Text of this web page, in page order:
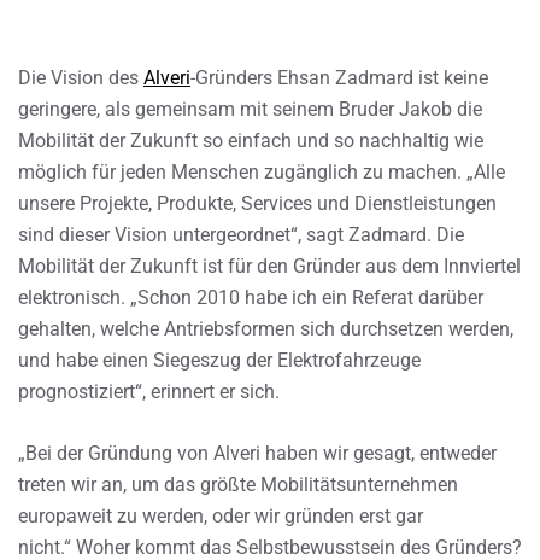
Die Vision des Alveri-Gründers Ehsan Zadmard ist keine
geringere, als gemeinsam mit seinem Bruder Jakob die
Mobilität der Zukunft so einfach und so nachhaltig wie
möglich für jeden Menschen zugänglich zu machen. „Alle
unsere Projekte, Produkte, Services und Dienstleistungen
sind dieser Vision untergeordnet“, sagt Zadmard. Die
Mobilität der Zukunft ist für den Gründer aus dem Innviertel
elektronisch. „Schon 2010 habe ich ein Referat darüber
gehalten, welche Antriebsformen sich durchsetzen werden,
und habe einen Siegeszug der Elektrofahrzeuge
prognostiziert“, erinnert er sich.
„Bei der Gründung von Alveri haben wir gesagt, entweder
treten wir an, um das größte Mobilitätsunternehmen
europaweit zu werden, oder wir gründen erst gar
nicht.“ Woher kommt das Selbstbewusstsein des Gründers?